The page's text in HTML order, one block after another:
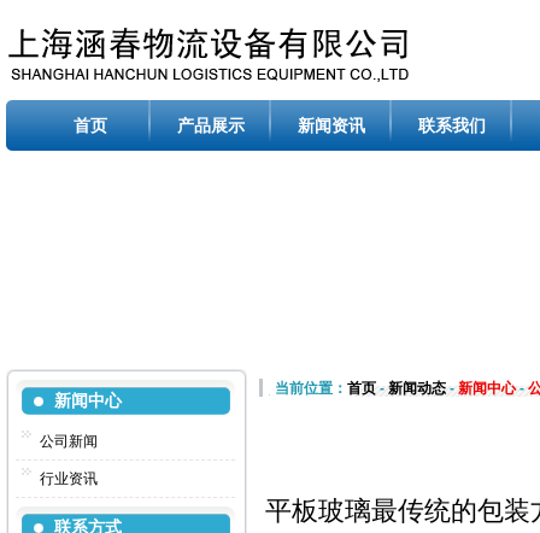
首页 产品展示 新闻资讯 联系我们
新闻中心
公司新闻
行业资讯
联系方式
当前位置： 首页-新闻动态-新闻中心-
平板玻璃最传统的包